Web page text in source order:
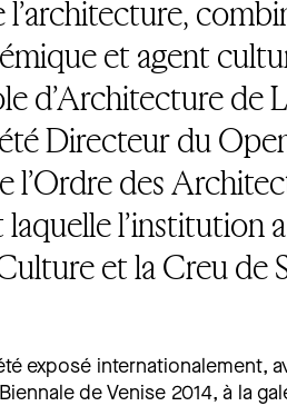
et agent
d’Architecture de
Directeur du
l’Ordre des
l’institution
et la Creu de
exposé internationalement,
de Venise 2014, à la